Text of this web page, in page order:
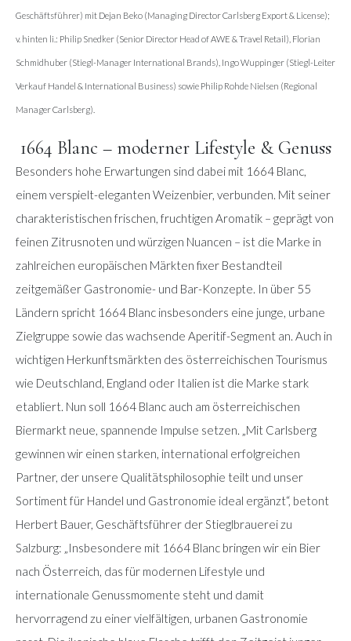
Geschäftsführer) mit Dejan Beko (Managing Director Carlsberg Export & License);
v. hinten li.: Philip Snedker (Senior Director Head of AWE & Travel Retail), Florian
Schmidhuber (Stiegl-Manager International Brands), Ingo Wuppinger (Stiegl-Leiter
Verkauf Handel & International Business) sowie Philip Rohde Nielsen (Regional
Manager Carlsberg).
1664 Blanc – moderner Lifestyle & Genuss
Besonders hohe Erwartungen sind dabei mit 1664 Blanc,
einem verspielt-eleganten Weizenbier, verbunden. Mit seiner
charakteristischen frischen, fruchtigen Aromatik – geprägt von
feinen Zitrusnoten und würzigen Nuancen – ist die Marke in
zahlreichen europäischen Märkten fixer Bestandteil
zeitgemäßer Gastronomie- und Bar-Konzepte. In über 55
Ländern spricht 1664 Blanc insbesonders eine junge, urbane
Zielgruppe sowie das wachsende Aperitif-Segment an. Auch in
wichtigen Herkunftsmärkten des österreichischen Tourismus
wie Deutschland, England oder Italien ist die Marke stark
etabliert. Nun soll 1664 Blanc auch am österreichischen
Biermarkt neue, spannende Impulse setzen. „Mit Carlsberg
gewinnen wir einen starken, international erfolgreichen
Partner, der unsere Qualitätsphilosophie teilt und unser
Sortiment für Handel und Gastronomie ideal ergänzt“, betont
Herbert Bauer, Geschäftsführer der Stieglbrauerei zu
Salzburg: „Insbesondere mit 1664 Blanc bringen wir ein Bier
nach Österreich, das für modernen Lifestyle und
internationale Genussmomente steht und damit
hervorragend zu einer vielfältigen, urbanen Gastronomie